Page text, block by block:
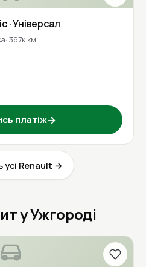
· Універсал
367к км
платіж→
усі Renault →
у Ужгороді